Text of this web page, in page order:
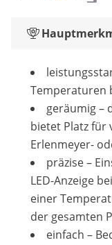
Temperaturen
geräumig –
bietet Platz für
Erlenmeyer-
präzise –
LED-Anzeige
einer
der gesamten
einfach –